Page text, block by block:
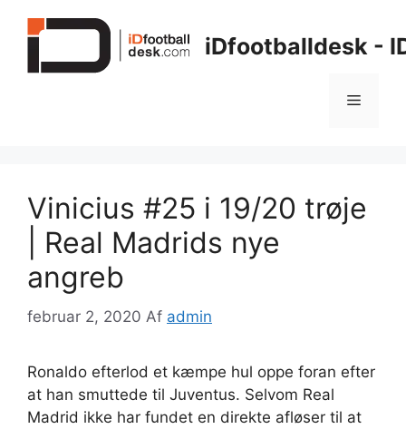
iDfootballdesk -
Menu
Vinicius #25 i 19/20 trøje
| Real Madrids nye
angreb
februar 2, 2020 Af admin
Ronaldo efterlod et kæmpe hul oppe foran efter
at han smuttede til Juventus. Selvom Real
Madrid ikke har fundet en direkte afløser til at